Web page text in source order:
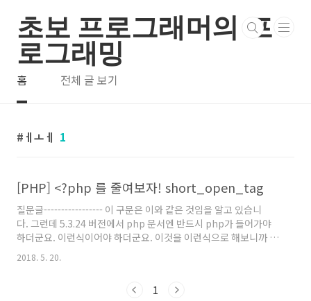
초보 프로그래머의 프
로그래밍
홈 전체 글 보기
ㅔㅗㅔ 1
[PHP] <?php 를 줄여보자! short_open_tag
질문글----------------- 이 구문은 이와 같은 것임을 알고 있습니
다. 그런데 5.3.24 버전에서 php 문서엔 반드시 php가 들어가야
하더군요. 이런식이어야 하더군요. 이것을 이런식으로 해보니까 안
먹혀서.... 아시는분 조언좀 부탁드립니다. -----------------------
---------------------- + php.ini - short_open_tag 옵션 변경
http://php.net/manual/en/ini.core.php#ini.short-open-
2018. 5. 20.
1